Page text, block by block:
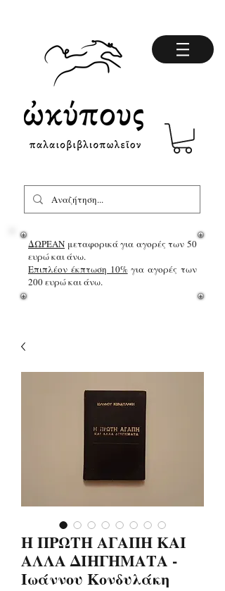
ΔΩΡΕΑΝ μεταφορικά για αγορές των 50
ευρώ και άνω.
Επιπλέον έκπτωση 10%για αγορές των
200 ευρώ και άνω.
Η ΠΡΩΤΗ ΑΓΑΠΗ ΚΑΙ
ΑΛΛΑ ΔΙΗΓΗΜΑΤΑ -
Ιωάννου Κονδυλάκη